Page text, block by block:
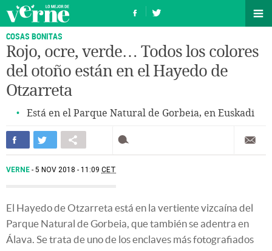
COSAS BONITAS
Rojo, ocre, verde… Todos los colores
del otoño están en el Hayedo de
Otzarreta
Está en el Parque Natural de Gorbeia, en Euskadi
VERNE 5 NOV 2018 - 11:09 CET
El Hayedo de Otzarreta está en la vertiente vizcaína del
Parque Natural de Gorbeia, que también se adentra en
Álava. Se trata de uno de los enclaves más fotografiados